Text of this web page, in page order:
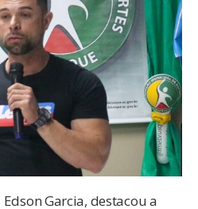
Garcia, destacou a